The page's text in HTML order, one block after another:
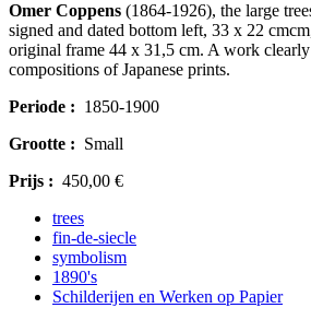
Omer Coppens (1864-1926), the large
signed and dated bottom left, 33 x 22
original frame 44 x 31,5 cm. A work
compositions of Japanese prints.
Periode : 1850-1900
Grootte : Small
Prijs : 450,00 €
trees
fin-de-siecle
symbolism
1890's
Schilderijen en Werken op Papier